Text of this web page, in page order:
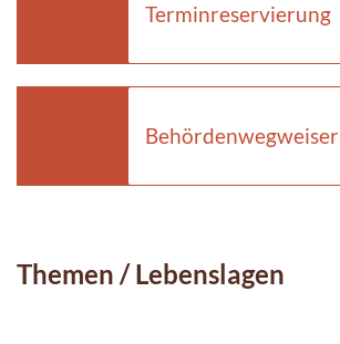
Terminreservierung
Behördenwegweiser
Themen / Lebenslagen